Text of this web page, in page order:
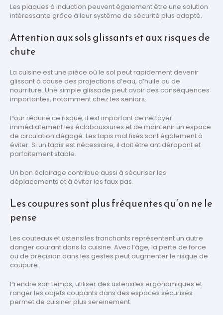
Les plaques à induction peuvent également être une solution
intéressante grâce à leur système de sécurité plus adapté.
Attention aux sols glissants et aux risques de
chute
La cuisine est une pièce où le sol peut rapidement devenir
glissant à cause des projections d’eau, d’huile ou de
nourriture. Une simple glissade peut avoir des conséquences
importantes, notamment chez les seniors.
Pour réduire ce risque, il est important de nettoyer
immédiatement les éclaboussures et de maintenir un espace
de circulation dégagé. Les tapis mal fixés sont également à
éviter. Si un tapis est nécessaire, il doit être antidérapant et
parfaitement stable.
Un bon éclairage contribue aussi à sécuriser les
déplacements et à éviter les faux pas.
Les coupures sont plus fréquentes qu’on ne le
pense
Les couteaux et ustensiles tranchants représentent un autre
danger courant dans la cuisine. Avec l’âge, la perte de force
ou de précision dans les gestes peut augmenter le risque de
coupure.
Prendre son temps, utiliser des ustensiles ergonomiques et
ranger les objets coupants dans des espaces sécurisés
permet de cuisiner plus sereinement.